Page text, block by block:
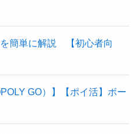
を簡単に解説 【初心者向
GO）】【ポイ活】ボー